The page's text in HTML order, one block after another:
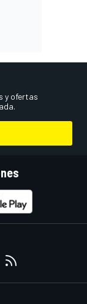
y ofertas